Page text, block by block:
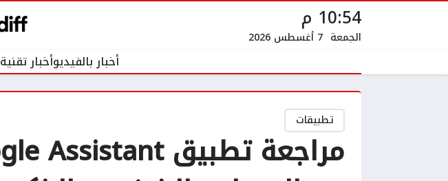
10:54 م
الجمعة 7 أغسطس 2026
أخبار بالفيديوأخبار تقنية
تطبيقات